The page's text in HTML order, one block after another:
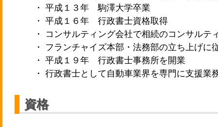
・ 平成１３年 駒澤大学卒業
・ 平成１６年 行政書士資格取得
・ コンサルティング会社で相続のコンサルテ
・ フランチャイズ本部・法務部の立ち上げに
・ 平成１９年 行政書士事務所を開業
・ 行政書士として自動車業界を専門に支援業
資格